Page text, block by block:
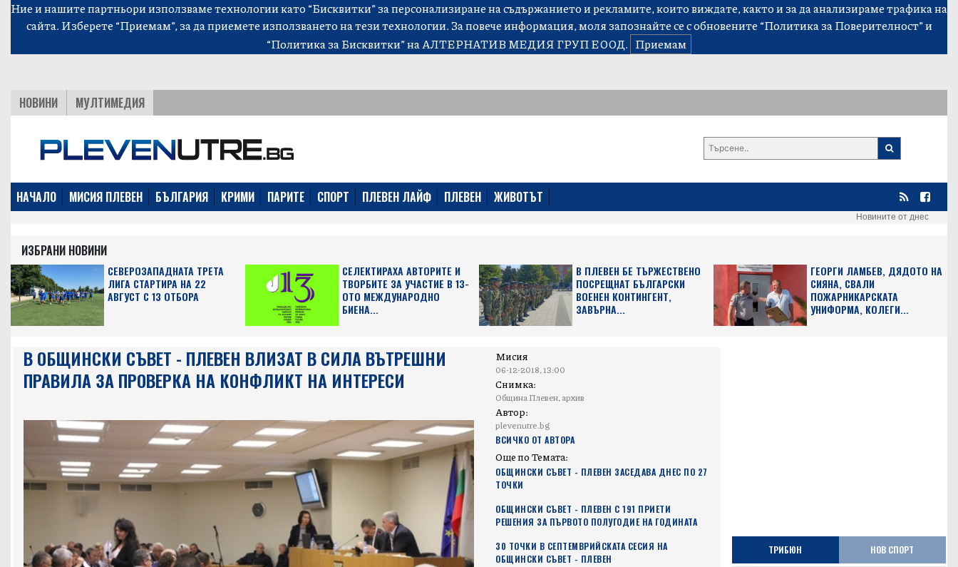
Ние и нашите партньори използваме технологии като “Бисквитки” за персонализиране на съдържанието и рекламите, които виждате, както и за да анализираме трафика на
сайта. Изберете “Приемам”, за да приемете използването на тези технологии. За повече информация, моля запознайте се с обновените“Политика за Поверителност”и
“Политика за Бисквитки”на АЛТЕРНАТИВ МЕДИЯ ГРУП ЕООД. Приемам
НОВИНИ МУЛТИМЕДИЯ
НАЧАЛО МИСИЯ ПЛЕВЕН БЪЛГАРИЯ КРИМИ ПАРИТЕ СПОРТ ПЛЕВЕН ЛАЙФ ПЛЕВЕН ЖИВОТЪТ
Новините от днес
ИЗБРАНИ НОВИНИ
СЕВЕРОЗАПАДНАТА ТРЕТА
ЛИГА СТАРТИРА НА 22
АВГУСТ С 13 ОТБОРА
СЕЛЕКТИРАХА АВТОРИТЕ И
ТВОРБИТЕ ЗА УЧАСТИЕ В 13-
ОТО МЕЖДУНАРОДНО
БИЕНА...
В ПЛЕВЕН БЕ ТЪРЖЕСТВЕНО
ПОСРЕЩНАТ БЪЛГАРСКИ
ВОЕНЕН КОНТИНГЕНТ,
ЗАВЪРНА...
ГЕОРГИ ЛАМБЕВ, ДЯДОТО НА
СИЯНА, СВАЛИ
ПОЖАРНИКАРСКАТА
УНИФОРМА, КОЛЕГИ...
В ОБЩИНСКИ СЪВЕТ - ПЛЕВЕН ВЛИЗАТ В СИЛА ВЪТРЕШНИ
ПРАВИЛА ЗА ПРОВЕРКА НА КОНФЛИКТ НА ИНТЕРЕСИ
Мисия
06-12-2018, 13:00
Снимка:
Община Плевен, архив
Автор:
plevenutre.bg
ВСИЧКО ОТ АВТОРА
Още по Темата:
ОБЩИНСКИ СЪВЕТ - ПЛЕВЕН ЗАСЕДАВА ДНЕС ПО 27
ТОЧКИ
ОБЩИНСКИ СЪВЕТ - ПЛЕВЕН С 191 ПРИЕТИ
РЕШЕНИЯ ЗА ПЪРВОТО ПОЛУГОДИЕ НА ГОДИНАТА
30 ТОЧКИ В СЕПТЕМВРИЙСКАТА СЕСИЯ НА
ОБЩИНСКИ СЪВЕТ - ПЛЕВЕН
ТРИБЮН НОВ СПОРТ